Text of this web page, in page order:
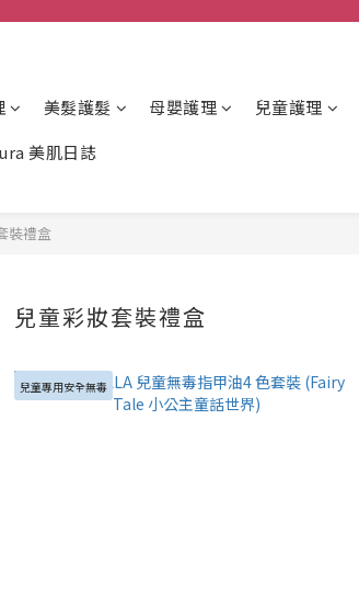
美髮護髮 母嬰護理 兒童護理
美肌日誌
裝禮盒
兒童彩妝套裝禮盒
兒童專用安全無毒